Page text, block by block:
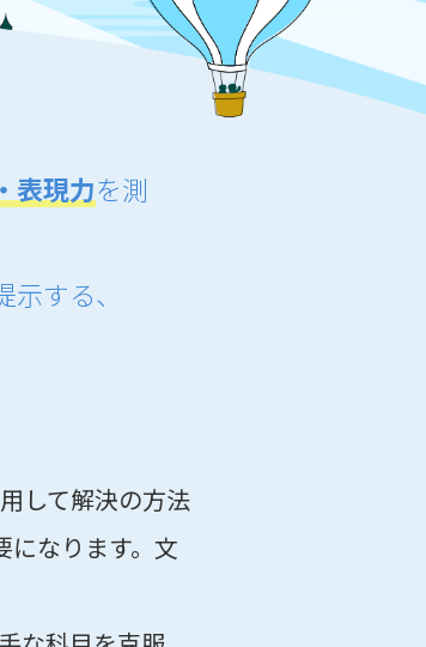
表現力を測
する、
して解決の方法
になります。文